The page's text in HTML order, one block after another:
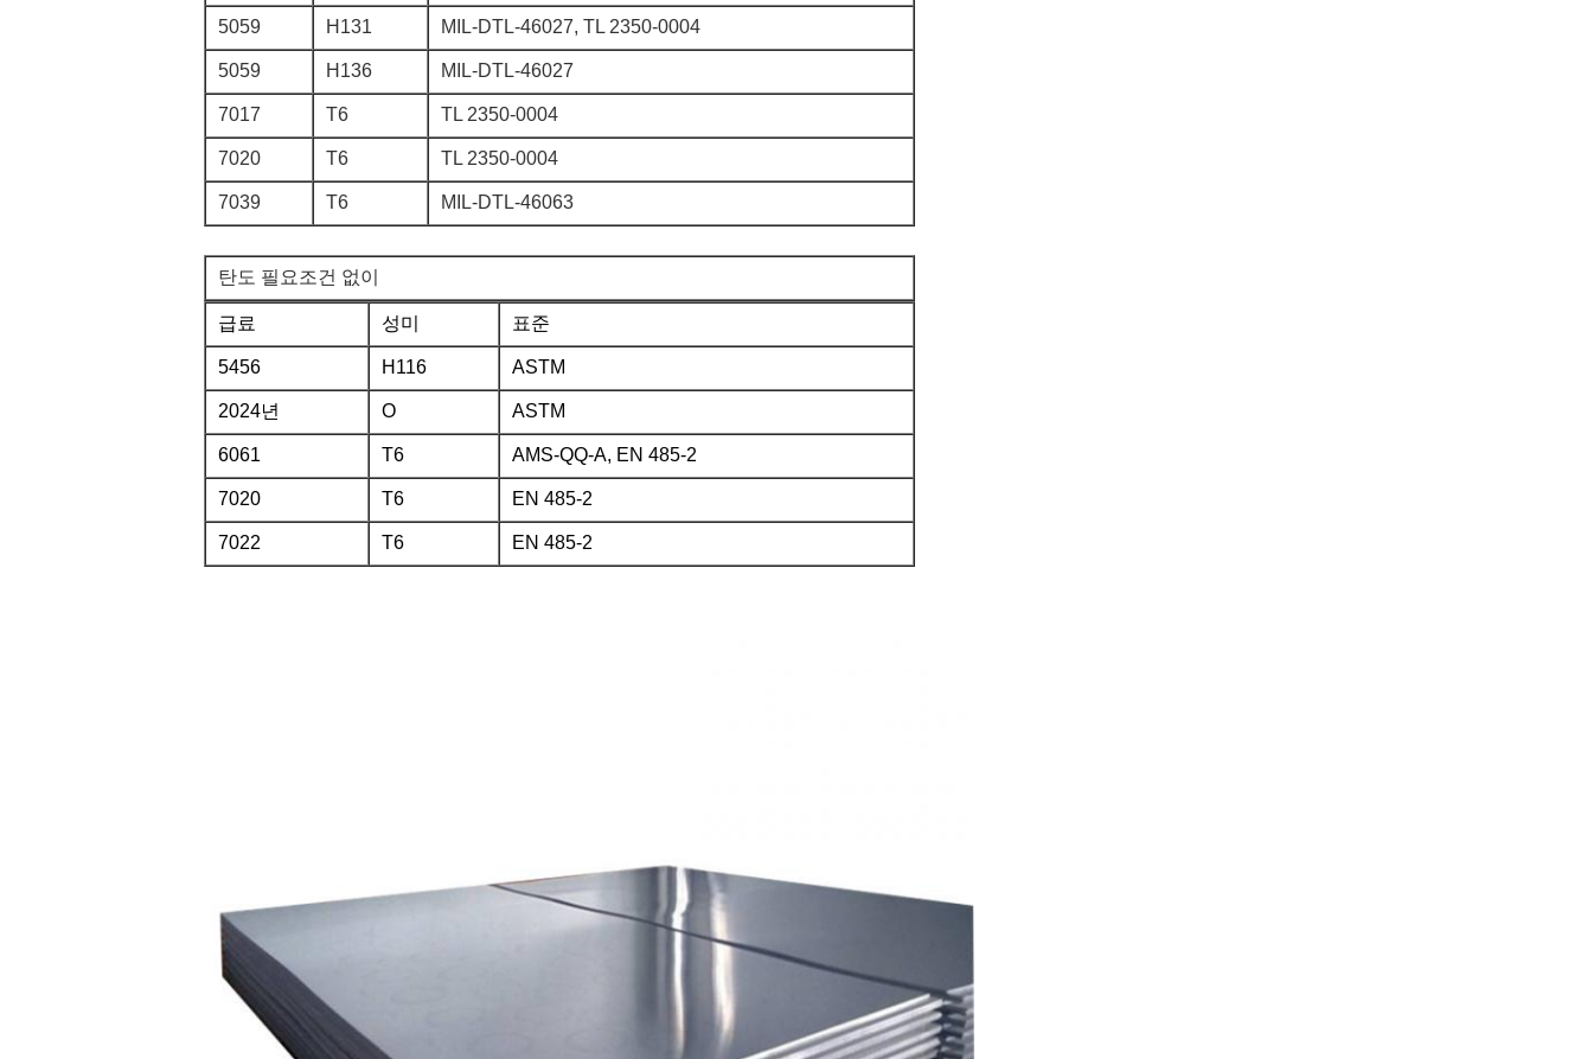
5059 H131 MIL-DTL-46027, TL 2350-0004
5059 H136 MIL-DTL-46027
7017 T6 TL 2350-0004
7020 T6 TL 2350-0004
7039 T6 MIL-DTL-46063
탄도 필요조건 없이
급료 성미 표준
5456 H116 ASTM
2024년 O ASTM
6061 T6 AMS-QQ-A, EN 485-2
7020 T6 EN 485-2
7022 T6 EN 485-2